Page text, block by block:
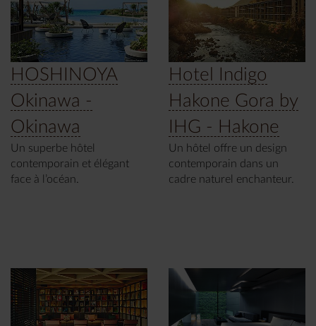
HOSHINOYA
Okinawa -
Okinawa
Un superbe hôtel
contemporain et élégant
face à l’océan.
Hotel Indigo
Hakone Gora by
IHG - Hakone
Un hôtel offre un design
contemporain dans un
cadre naturel enchanteur.